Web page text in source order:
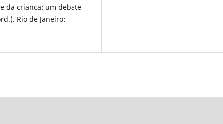
da criança: um debate
Rio de Janeiro: